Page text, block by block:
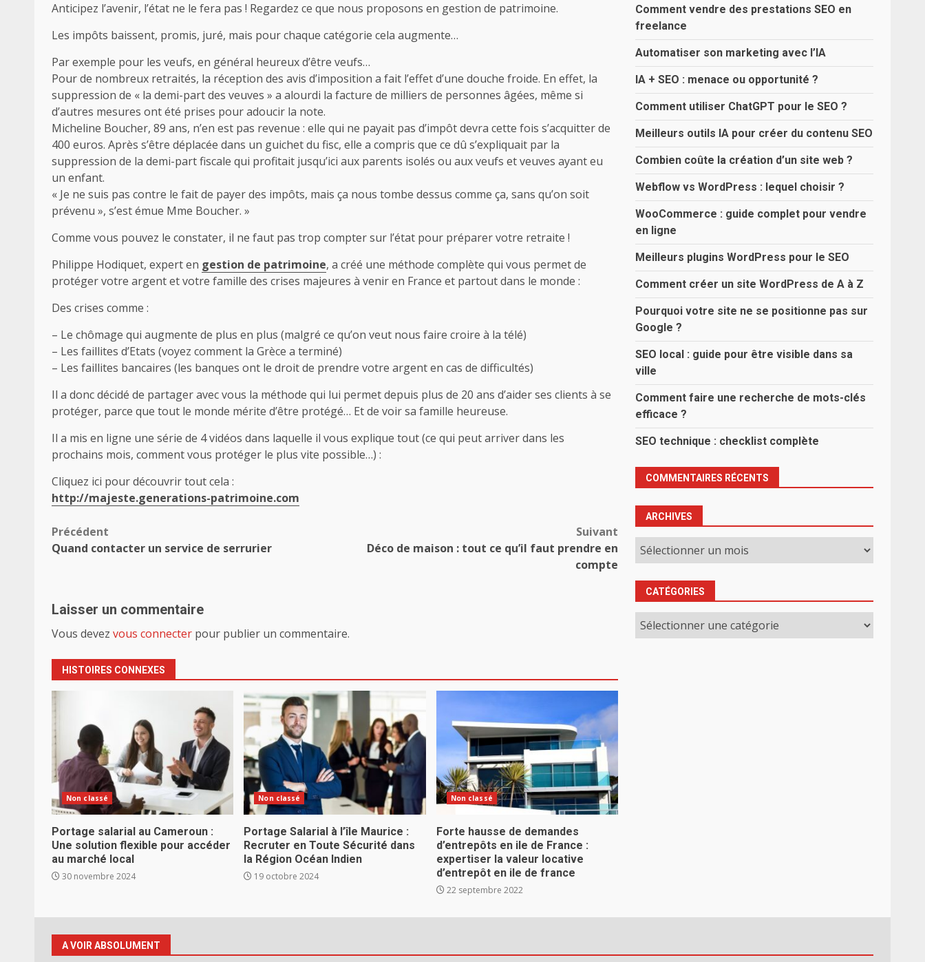
Anticipez l’avenir, l’état ne le fera pas ! Regardez ce que nous proposons en gestion de patrimoine.
Les impôts baissent, promis, juré, mais pour chaque catégorie cela augmente…
Par exemple pour les veufs, en général heureux d’être veufs…
Pour de nombreux retraités, la réception des avis d’imposition a fait l’effet d’une douche froide. En effet, la
suppression de « la demi-part des veuves » a alourdi la facture de milliers de personnes âgées, même si
d’autres mesures ont été prises pour adoucir la note.
Micheline Boucher, 89 ans, n’en est pas revenue : elle qui ne payait pas d’impôt devra cette fois s’acquitter de
400 euros. Après s’être déplacée dans un guichet du fisc, elle a compris que ce dû s’expliquait par la
suppression de la demi-part fiscale qui profitait jusqu’ici aux parents isolés ou aux veufs et veuves ayant eu
un enfant.
« Je ne suis pas contre le fait de payer des impôts, mais ça nous tombe dessus comme ça, sans qu’on soit
prévenu », s’est émue Mme Boucher. »
Comme vous pouvez le constater, il ne faut pas trop compter sur l’état pour préparer votre retraite !
Philippe Hodiquet, expert en gestion de patrimoine, a créé une méthode complète qui vous permet de
protéger votre argent et votre famille des crises majeures à venir en France et partout dans le monde :
Des crises comme :
– Le chômage qui augmente de plus en plus (malgré ce qu’on veut nous faire croire à la télé)
– Les faillites d’Etats (voyez comment la Grèce a terminé)
– Les faillites bancaires (les banques ont le droit de prendre votre argent en cas de difficultés)
Il a donc décidé de partager avec vous la méthode qui lui permet depuis plus de 20 ans d’aider ses clients à se
protéger, parce que tout le monde mérite d’être protégé… Et de voir sa famille heureuse.
Il a mis en ligne une série de 4 vidéos dans laquelle il vous explique tout (ce qui peut arriver dans les
prochains mois, comment vous protéger le plus vite possible…) :
Cliquez ici pour découvrir tout cela :
http://majeste.generations-patrimoine.com
Navigation
Précédent
Quand contacter un service de serrurier
Suivant
Déco de maison : tout ce qu’il faut prendre en
compte
Laisser un commentaire
Vous devez vous connecter pour publier un commentaire.
HISTOIRES CONNEXES
Non classé
Portage salarial au Cameroun :
Une solution flexible pour accéder
au marché local
30 novembre 2024
Non classé
Portage Salarial à l’île Maurice :
Recruter en Toute Sécurité dans
la Région Océan Indien
19 octobre 2024
Non classé
Forte hausse de demandes
d’entrepôts en ile de France :
expertiser la valeur locative
d’entrepôt en ile de france
22 septembre 2022
Comment vendre des prestations SEO en
freelance
Automatiser son marketing avec l’IA
IA + SEO : menace ou opportunité ?
Comment utiliser ChatGPT pour le SEO ?
Meilleurs outils IA pour créer du contenu SEO
Combien coûte la création d’un site web ?
Webflow vs WordPress : lequel choisir ?
WooCommerce : guide complet pour vendre
en ligne
Meilleurs plugins WordPress pour le SEO
Comment créer un site WordPress de A à Z
Pourquoi votre site ne se positionne pas sur
Google ?
SEO local : guide pour être visible dans sa
ville
Comment faire une recherche de mots-clés
efficace ?
SEO technique : checklist complète
COMMENTAIRES RÉCENTS
ARCHIVES
Archives
CATÉGORIES
Catégories
A VOIR ABSOLUMENT